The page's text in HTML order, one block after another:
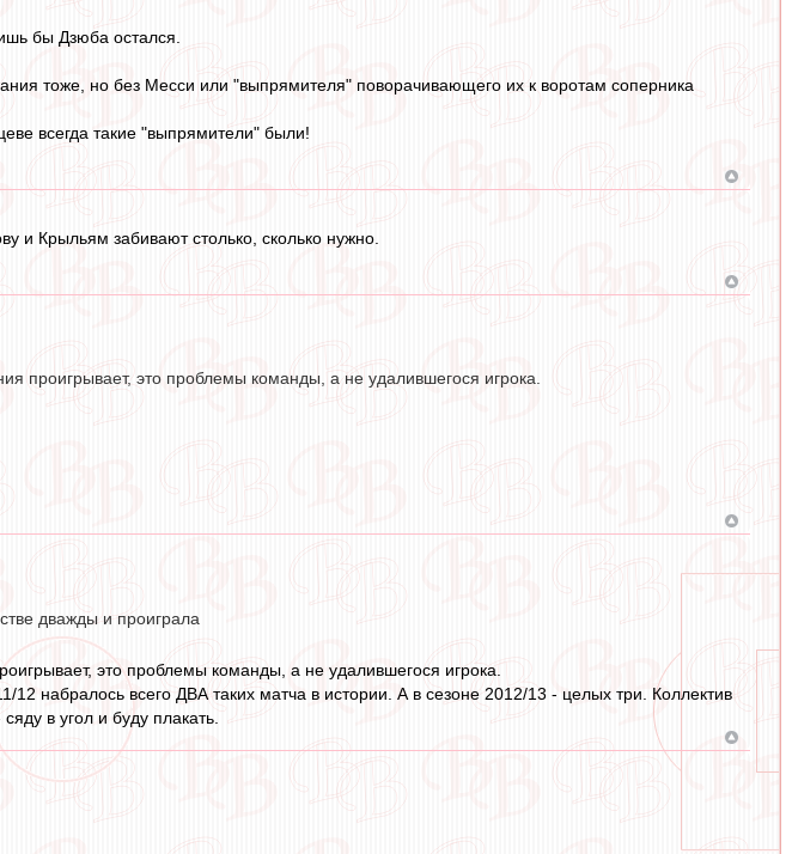
бы Дзюба остался.
тоже, но без Месси или "выпрямителя" поворачивающего их к воротам соперника
всегда такие "выпрямители" были!
и Крыльям забивают столько, сколько нужно.
проигрывает, это проблемы команды, а не удалившегося игрока.
дважды и проиграла
это проблемы команды, а не удалившегося игрока.
набралось всего ДВА таких матча в истории. А в сезоне 2012/13 - целых три. Коллектив
в угол и буду плакать.